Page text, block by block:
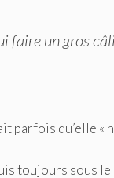
un gros
parfois qu’elle
toujours sous